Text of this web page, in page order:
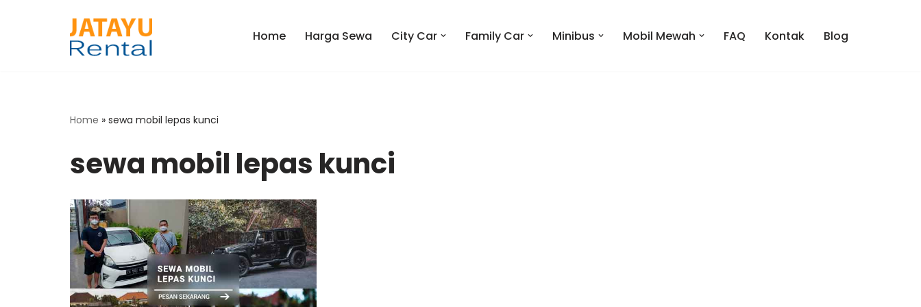
Home Harga Sewa City Car Family Car Minibus Mobil Mewah FAQ Kontak Blog
Home » sewa mobil lepas kunci
sewa mobil lepas kunci